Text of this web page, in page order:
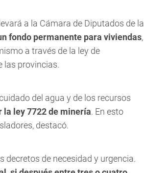
a la Cámara de Diputados de la
fondo permanente para viviendas,
a través de la ley de
las provincias.
del agua y de los recursos
la ley 7722 de minería. En esto
destacó.
decretos de necesidad y urgencia.